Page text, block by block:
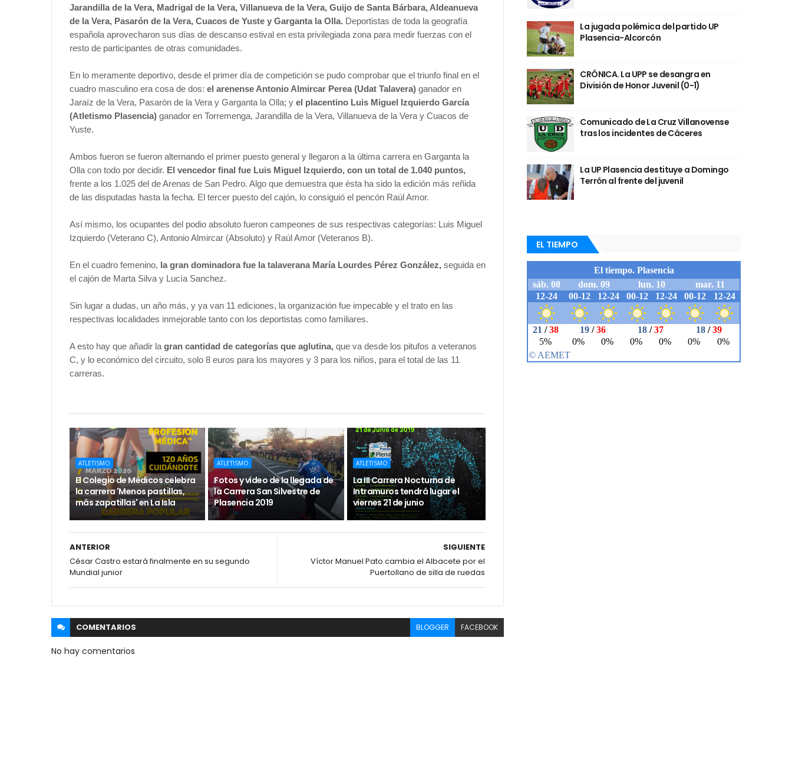
Jarandilla de la Vera, Madrigal de la Vera, Villanueva de la Vera, Guijo de Santa Bárbara, Aldeanueva
de la Vera, Pasarón de la Vera, Cuacos de Yuste y Garganta la Olla. Deportistas de toda la geografía
española aprovecharon sus días de descanso estival en esta privilegiada zona para medir fuerzas con el
resto de participantes de otras comunidades.
En lo meramente deportivo, desde el primer día de competición se pudo comprobar que el triunfo final en el
cuadro masculino era cosa de dos: el arenense Antonio Almircar Perea (Udat Talavera) ganador en
Jaraíz de la Vera, Pasarón de la Vera y Garganta la Olla; y el placentino Luis Miguel Izquierdo García
(Atletismo Plasencia) ganador en Torremenga, Jarandilla de la Vera, Villanueva de la Vera y Cuacos de
Yuste.
Ambos fueron se fueron alternando el primer puesto general y llegaron a la última carrera en Garganta la
Olla con todo por decidir. El vencedor final fue Luis Miguel Izquierdo, con un total de 1.040 puntos,
frente a los 1.025 del de Arenas de San Pedro. Algo que demuestra que ésta ha sido la edición más reñida
de las disputadas hasta la fecha. El tercer puesto del cajón, lo consiguió el pencón Raúl Amor.
Así mismo, los ocupantes del podio absoluto fueron campeones de sus respectivas categorías: Luis Miguel
Izquierdo (Veterano C), Antonio Almircar (Absoluto) y Raúl Amor (Veteranos B).
En el cuadro femenino, la gran dominadora fue la talaverana María Lourdes Pérez González, seguida en
el cajón de Marta Silva y Lucía Sanchez.
Sin lugar a dudas, un año más, y ya van 11 ediciones, la organización fue impecable y el trato en las
respectivas localidades inmejorable tanto con los deportistas como familiares.
A esto hay que añadir la gran cantidad de categorías que aglutina, que va desde los pitufos a veteranos
C, y lo económico del circuito, solo 8 euros para los mayores y 3 para los niños, para el total de las 11
carreras.
ATLETISMO
El Colegio de Médicos celebra
la carrera 'Menos pastillas,
más zapatillas' en La Isla
ATLETISMO
Fotos y vídeo de la llegada de
la Carrera San Silvestre de
Plasencia 2019
ATLETISMO
La III Carrera Nocturna de
Intramuros tendrá lugar el
viernes 21 de junio
SIGUIENTE
Víctor Manuel Pato cambia el Albacete por el
Puertollano de silla de ruedas
ANTERIOR
César Castro estará finalmente en su segundo
Mundial junior
COMENTARIOS BLOGGER FACEBOOK
No hay comentarios
La jugada polémica del partido UP
Plasencia-Alcorcón
CRÓNICA. La UPP se desangra en
División de Honor Juvenil (0-1)
Comunicado de La Cruz Villanovense
tras los incidentes de Cáceres
La UP Plasencia destituye a Domingo
Terrón al frente del juvenil
EL TIEMPO